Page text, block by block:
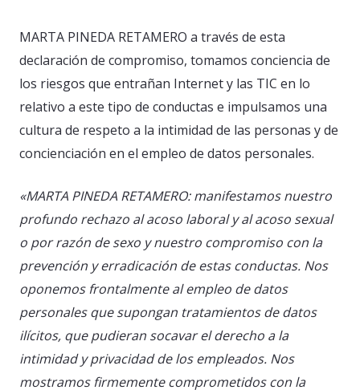
MARTA PINEDA RETAMERO a través de esta
declaración de compromiso, tomamos conciencia de
los riesgos que entrañan Internet y las TIC en lo
relativo a este tipo de conductas e impulsamos una
cultura de respeto a la intimidad de las personas y de
concienciación en el empleo de datos personales.
«MARTA PINEDA RETAMERO: manifestamos nuestro
profundo rechazo al acoso laboral y al acoso sexual
o por razón de sexo y nuestro compromiso con la
prevención y erradicación de estas conductas. Nos
oponemos frontalmente al empleo de datos
personales que supongan tratamientos de datos
ilícitos, que pudieran socavar el derecho a la
intimidad y privacidad de los empleados. Nos
mostramos firmemente comprometidos con la